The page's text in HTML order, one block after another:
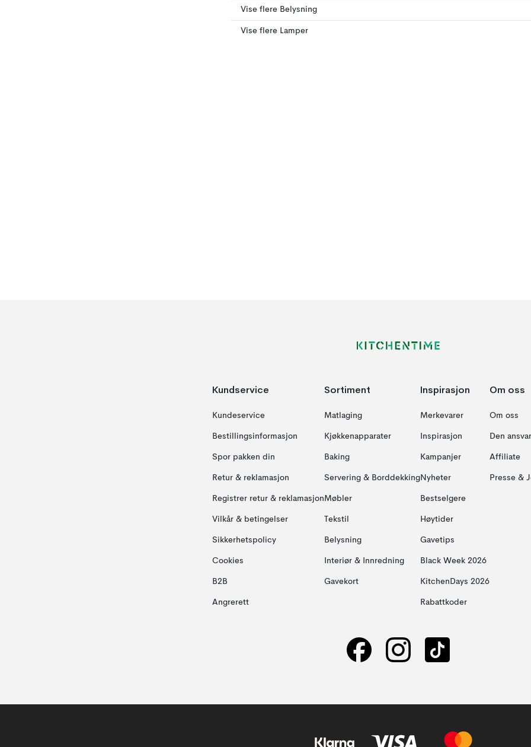
Vise flere Belysning
Vise flere Lamper
Kundservice
Kundeservice
Bestillingsinformasjon
Spor pakken din
Retur & reklamasjon
Registrer retur & reklamasjon
Vilkår & betingelser
Sikkerhetspolicy
Cookies
B2B
Angrerett
Sortiment
Matlaging
Kjøkkenapparater
Baking
Servering & Borddekking
Møbler
Tekstil
Belysning
Interiør & Innredning
Gavekort
Inspirasjon
Merkevarer
Inspirasjon
Kampanjer
Nyheter
Bestselgere
Høytider
Gavetips
Black Week 2026
KitchenDays 2026
Rabattkoder
Om oss
Om oss
Den
Affiliate
Presse &